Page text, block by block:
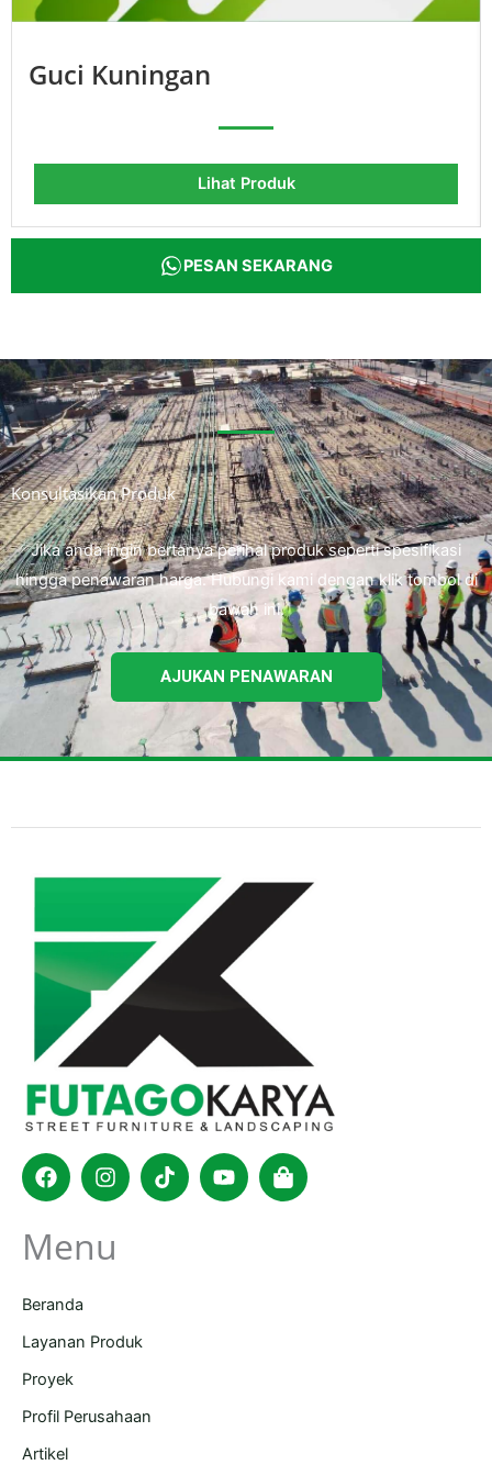
Guci Kuningan
Lihat Produk
PESAN SEKARANG
Konsultasikan Produk
Jika anda ingin bertanya perihal produk seperti spesifikasi
hingga penawaran harga. Hubungi kami dengan klik tombol di
bawah ini.
AJUKAN PENAWARAN
FacebookInstagram
TiktokYoutubeShopping-
bag
Menu
Beranda
Layanan Produk
Proyek
Profil Perusahaan
Artikel